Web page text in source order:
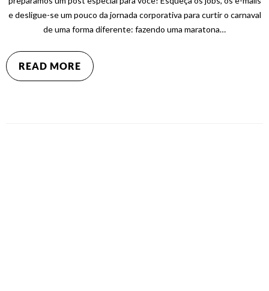
e desligue-se um pouco da jornada corporativa para curtir o carnaval
de uma forma diferente: fazendo uma maratona…
READ MORE